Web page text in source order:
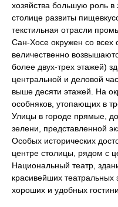
хозяйства большую роль в
столице развиты
текстильная отрасли
Сан-Хосе окружен со всех
величественно
более двух-трех этажей)
центральной и деловой
выше десяти этажей. На
особняков, утопающих в
Улицы в городе прямые,
зелени, представленной
Особых исторических
центре столицы, рядом с
Национальный театр,
красивейших
хороших и удобных